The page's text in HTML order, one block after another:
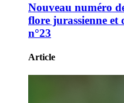
Nouveau numéro
flore jurassienne et
n°23
Article